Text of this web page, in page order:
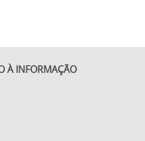
À INFORMAÇÃO